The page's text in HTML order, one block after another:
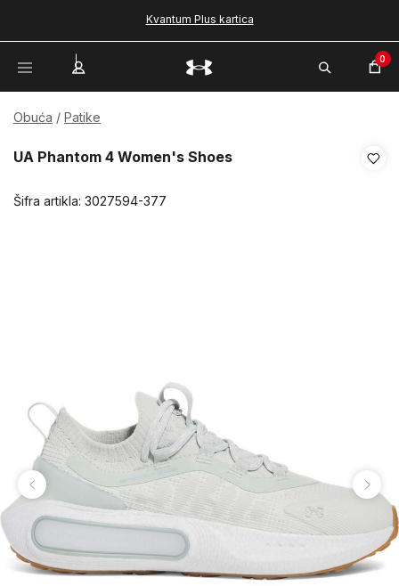
Kvantum Plus kartica
0
Obuća Patike
UA Phantom 4 Women's Shoes
Šifra artikla: 3027594-377